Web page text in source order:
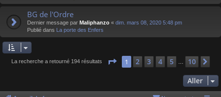
BG de l'Ordre
Dernier message par Maliphanzo « dim. mars 08, 2020 5:48 pm
Publié dans La porte des Enfers
La recherche a retourné 194 résultats Page 1sur 10
1 2 3 4 5 10
Aller